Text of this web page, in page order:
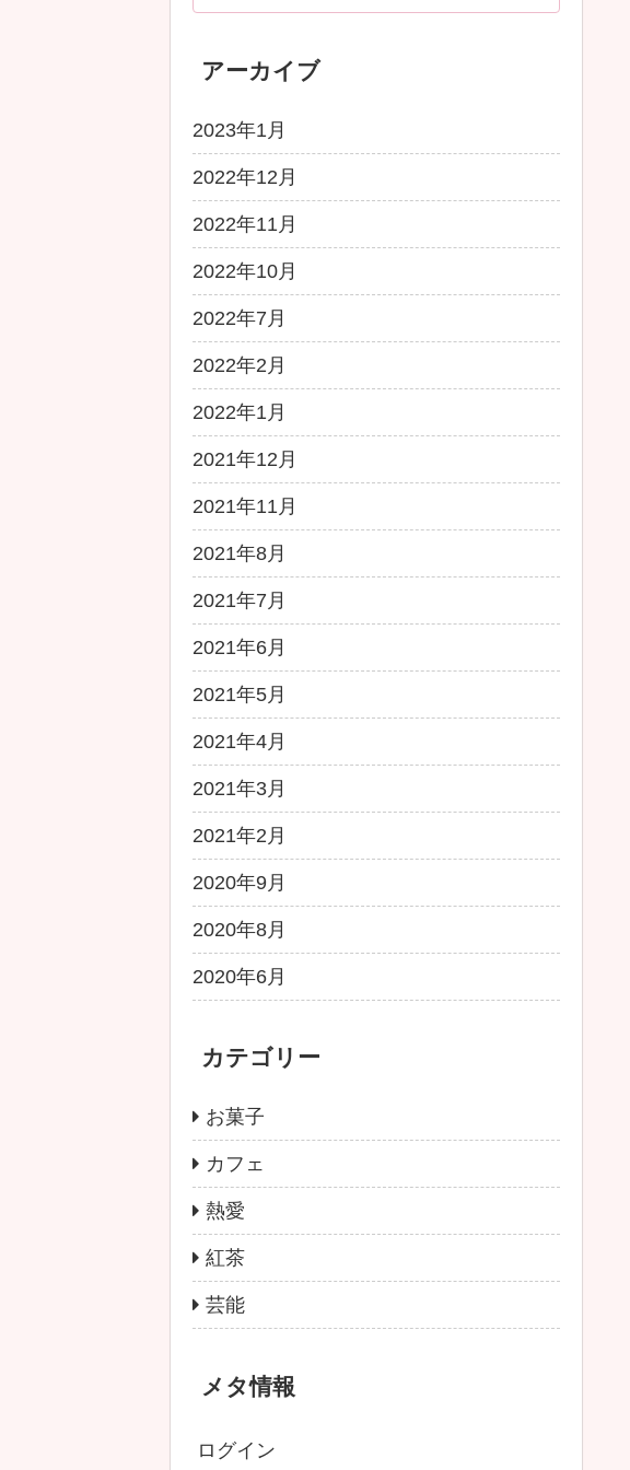
アーカイブ
2023年1月
2022年12月
2022年11月
2022年10月
2022年7月
2022年2月
2022年1月
2021年12月
2021年11月
2021年8月
2021年7月
2021年6月
2021年5月
2021年4月
2021年3月
2021年2月
2020年9月
2020年8月
2020年6月
カテゴリー
お菓子
カフェ
熱愛
紅茶
芸能
メタ情報
ログイン